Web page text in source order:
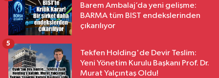
Barem Ambalaj’da yeni gelişme:
BARMA tüm BIST endekslerinden
çıkarılıyor
Tekfen Holding'de Devir Teslim:
Yeni Yönetim Kurulu Başkanı Prof. Dr.
Murat Yalçıntaş Oldu!
5